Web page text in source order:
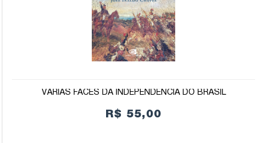
VÁRIAS FACES DA INDEPENDÊNCIA DO BRASIL
R$ 55,00